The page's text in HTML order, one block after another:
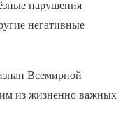
нарушения
негативные
Всемирной
из жизненно важных